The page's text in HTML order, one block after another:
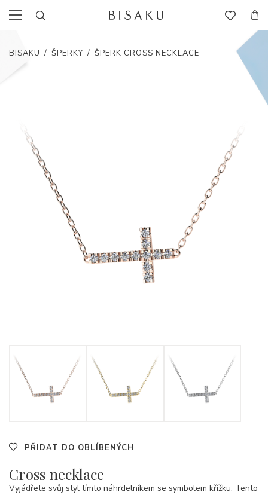
BISAKU / ŠPERKY / ŠPERK CROSS NECKLACE
PŘIDAT DO OBLÍBENÝCH
Cross necklace
Vyjádřete svůj styl tímto náhrdelníkem se symbolem křížku. Tento